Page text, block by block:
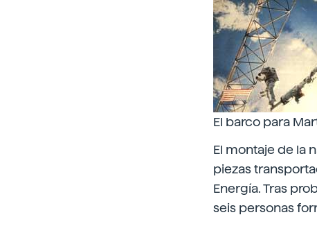
El barco para
El montaje de la
piezas
Energía. Tras
seis personas